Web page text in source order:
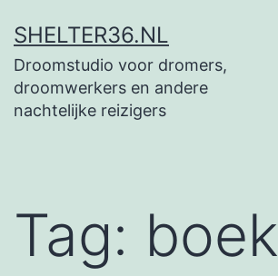
naar
de
inhoud
SHELTER36.NL
Droomstudio voor dromers,
droomwerkers en andere
nachtelijke reizigers
Tag: boek